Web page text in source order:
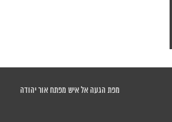
מפת הגעה אל איש מפתח אור יהודה